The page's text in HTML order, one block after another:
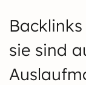
sie sind